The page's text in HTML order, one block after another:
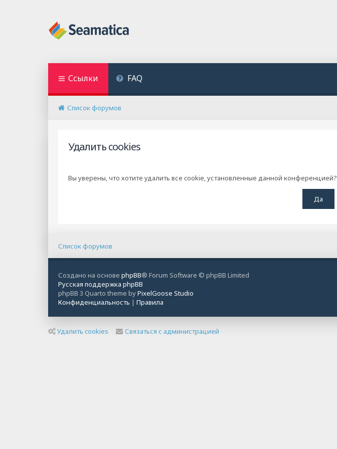
Ссылки FAQ
Список форумов
Удалить cookies
Вы уверены, что хотите удалить все cookie, установленные данной конференцией?
Список форумов
Создано на основе phpBB® Forum Software © phpBB Limited
Русская поддержка phpBB
phpBB 3 Quarto theme byPixelGoose Studio
Конфиденциальность | Правила
Удалить cookies Связаться с администрацией